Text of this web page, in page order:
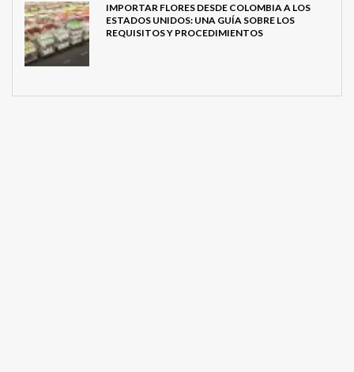
IMPORTAR FLORES DESDE COLOMBIA A LOS
ESTADOS UNIDOS: UNA GUÍA SOBRE LOS
REQUISITOS Y PROCEDIMIENTOS